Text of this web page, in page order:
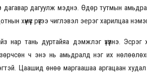
дагавар дагуулж мэднэ. Өдөр тутмын
хүмүүс рүүгээ чиглэвэл эерэг харилцаа
тань дуртайяа дэмжлэг үзүүлнэ. Эсрэг
ч энэ нь амьдралд нэг их
Цаашид өнөө маргаашаа аргацаан